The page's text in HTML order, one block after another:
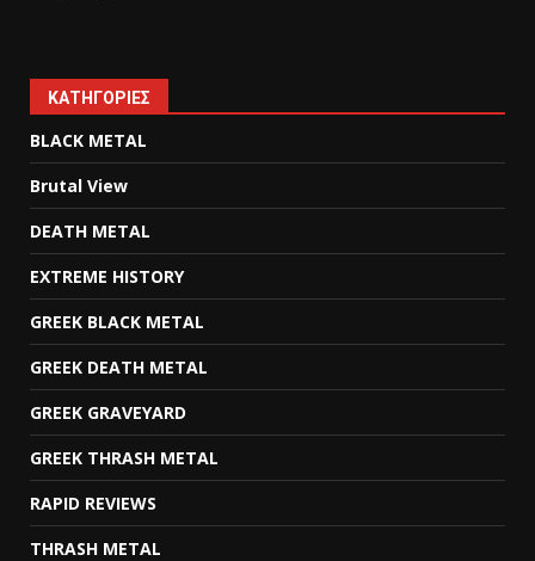
KΑΤΗΓΟΡΊΕΣ
BLACK METAL
Brutal View
DEATH METAL
EXTREME HISTORY
GREEK BLACK METAL
GREEK DEATH METAL
GREEK GRAVEYARD
GREEK THRASH METAL
RAPID REVIEWS
THRASH METAL